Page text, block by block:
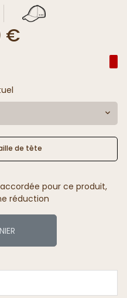
€
de tête
pour ce produit,
réduction